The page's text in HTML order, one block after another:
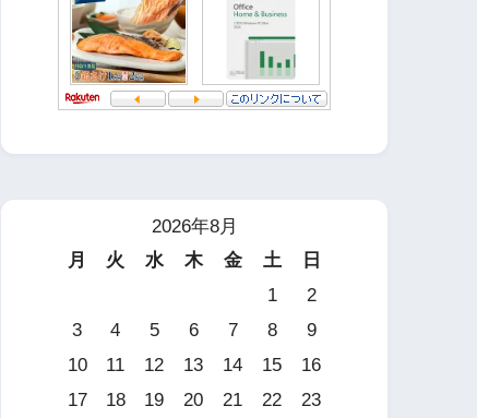
2026年8月
月
火 水 木 金 土
日
1
2
3
4 5 6 7 8
9
10
11 12 13 14 15
16
17
18 19 20 21 22
23